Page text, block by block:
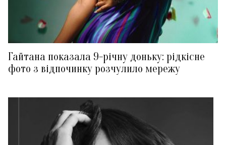
Гайтана показала 9-річну доньку: рідкісне
фото з відпочинку розчулило мережу